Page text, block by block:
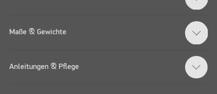
Maße & Gewichte
Anleitungen & Pflege